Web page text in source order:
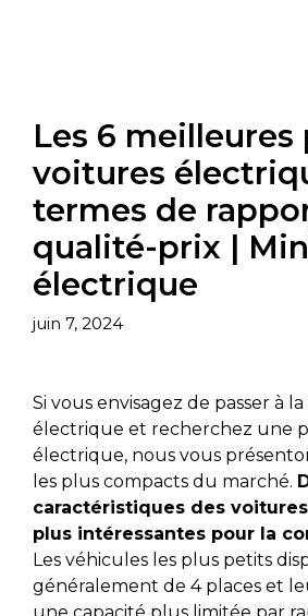
Les 6
voitures
termes de
qualité-prix |
électrique
juin 7, 2024
Si vous envisagez de passer à
électrique et recherchez une
électrique, nous vous
les plus compacts du marché.
caractéristiques des
plus intéressantes pour la
Les véhicules les plus petits
généralement de 4 places et